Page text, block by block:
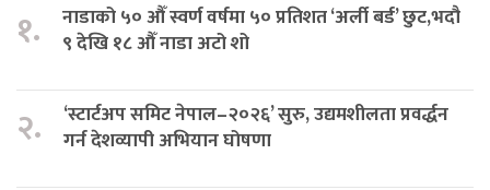
१.
नाडाको ५० औँ स्वर्ण वर्षमा ५० प्रतिशत ‘अर्ली बर्ड’ छुट,भदौ
९ देखि १८ औँ नाडा अटो शो
२.
‘स्टार्टअप समिट नेपाल–२०२६’ सुरु, उद्यमशीलता प्रवर्द्धन
गर्न देशव्यापी अभियान घोषणा